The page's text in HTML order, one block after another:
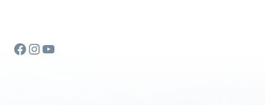
Facebook
Instagram
YouTube